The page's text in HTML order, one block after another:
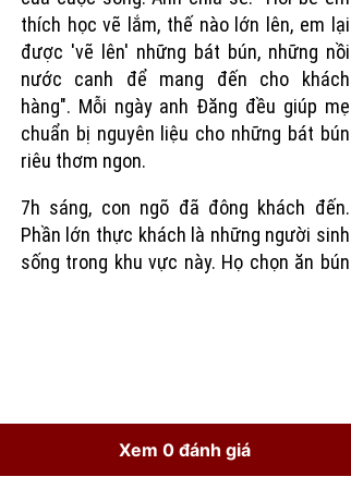
thích học vẽ lắm, thế nào lớn lên, em lại
được 'vẽ lên' những bát bún, những nồi
nước canh để mang đến cho khách
hàng". Mỗi ngày anh Đăng đều giúp mẹ
chuẩn bị nguyên liệu cho những bát bún
riêu thơm ngon.
7h sáng, con ngõ đã đông khách đến.
Phần lớn thực khách là những người sinh
sống trong khu vực này. Họ chọn ăn bún
Xem 0 đánh giá